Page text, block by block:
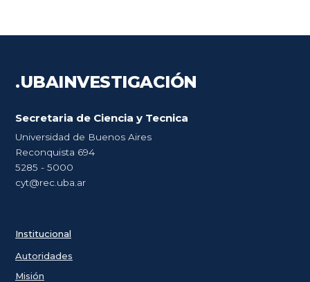
.UBAINVESTIGACIÓN
Secretaria de Ciencia y Tecnica
Universidad de Buenos Aires
Reconquista 694
5285 - 5000
cyt@rec.uba.ar
Institucional
Autoridades
Misión